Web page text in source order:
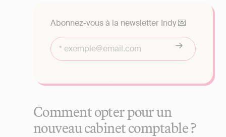
Abonnez-vous à la newsletter Indy 💌
Comment opter pour un
nouveau cabinet comptable ?